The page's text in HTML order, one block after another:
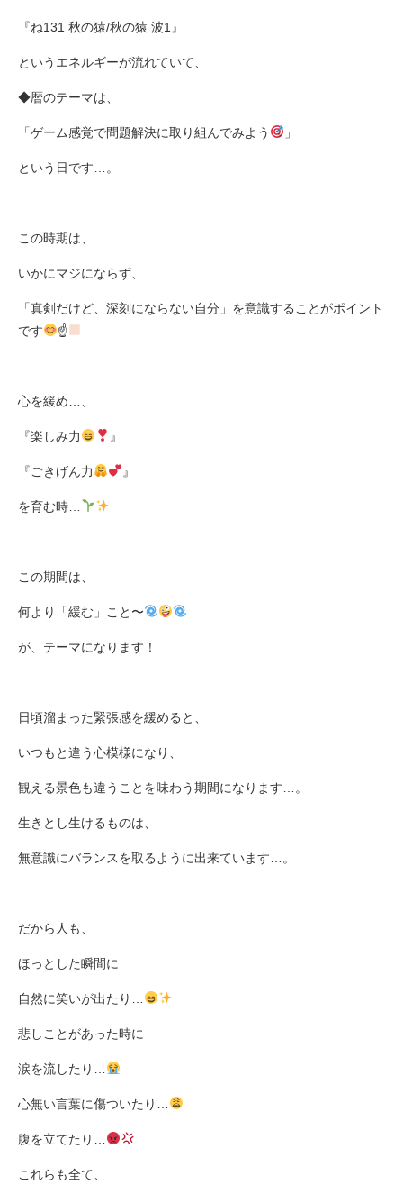
『ね131 秋の猿/秋の猿 波1 』
というエネルギーが流れていて、
◆暦のテーマは、
「ゲーム感覚で問題解決に取り組んでみよう 」
という日です 。
この時期は、
いかにマジにならず、
「真剣だけど、深刻にならない自分」を意識することがポイント
です
☝
心を緩め
『楽しみ力 』
『ごきげん力 』
を育む時
この期間は、
何より「緩む」こと〜
が、テーマになります！
日頃溜まった緊張感を緩めると、
いつもと違う心模様になり、
観える景色も違うことを味わう期間になります 。
生きとし生けるものは、
無意識にバランスを取るように出来ています 。
だから人も、
ほっとした瞬間に
自然に笑いが出たり
悲しことがあった時に
涙を流したり
心無い言葉に傷ついたり
腹を立てたり
これらも全て、